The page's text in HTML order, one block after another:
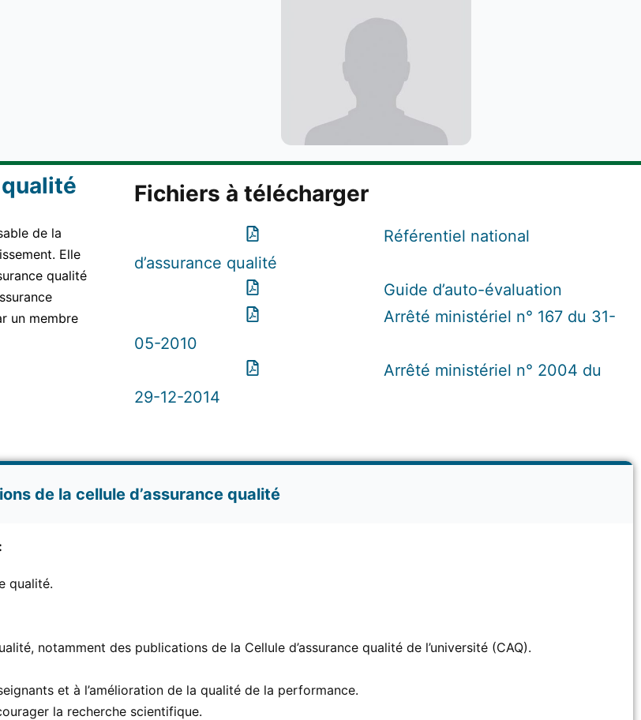
de la
Elle
qualité
un membre
Fichiers à télécharger
Référentiel national
d’assurance qualité
Guide d’auto-évaluation
Arrêté ministériel n° 167 du 31-
05-2010
Arrêté ministériel n° 2004 du
29-12-2014
de la cellule d’assurance qualité
qualité.
notamment des publications de la Cellule d’assurance qualité de l’université (CAQ).
et à l’amélioration de la qualité de la performance.
la recherche scientifique.